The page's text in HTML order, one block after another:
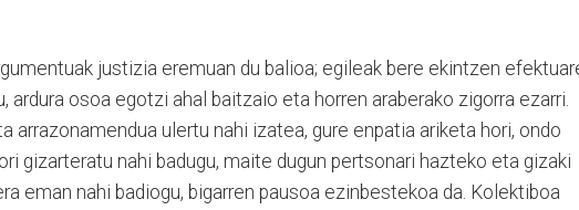
justizia eremuan du balioa; egileak bere ekintzen
ardura osoa egotzi ahal baitzaio eta horren araberako zigorra ezarri.
arrazonamendua ulertu nahi izatea, gure enpatia ariketa hori, ondo
gizarteratu nahi badugu, maite dugun pertsonari hazteko eta gizaki
eman nahi badiogu, bigarren pausoa ezinbestekoa da. Kolektiboa